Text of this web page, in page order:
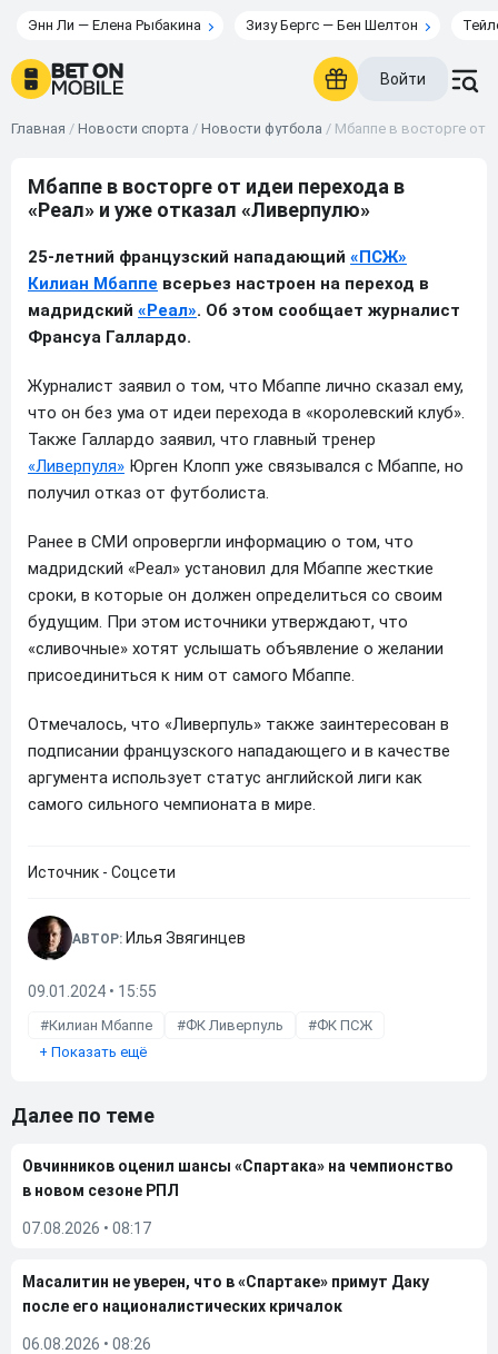
Энн Ли — Елена Рыбакина Зизу Бергс — Бен Шелтон
Войти
Главная / Новости спорта / Новости футбола / Мбаппе в восторге от
Мбаппе в восторге от идеи перехода в
«Реал» и уже отказал «Ливерпулю»
25-летний французский нападающий «ПСЖ»
Килиан Мбаппе всерьез настроен на переход в
мадридский «Реал». Об этом сообщает журналист
Франсуа Галлардо.
Журналист заявил о том, что Мбаппе лично сказал ему,
что он без ума от идеи перехода в «королевский клуб».
Также Галлардо заявил, что главный тренер
«Ливерпуля» Юрген Клопп уже связывался с Мбаппе, но
получил отказ от футболиста.
Ранее в СМИ опровергли информацию о том, что
мадридский «Реал» установил для Мбаппе жесткие
сроки, в которые он должен определиться со своим
будущим. При этом источники утверждают, что
«сливочные» хотят услышать объявление о желании
присоединиться к ним от самого Мбаппе.
Отмечалось, что «Ливерпуль» также заинтересован в
подписании французского нападающего и в качестве
аргумента использует статус английской лиги как
самого сильного чемпионата в мире.
Источник - Соцсети
АВТОР: Илья Звягинцев
09.01.2024 • 15:55
Килиан Мбаппе ФК Ливерпуль
ФК ПСЖ
+ Показать ещё
Далее по теме
Овчинников оценил шансы «Спартака» на чемпионство
в новом сезоне РПЛ
07.08.2026 • 08:17
Масалитин не уверен, что в «Спартаке» примут Даку
после его националистических кричалок
06.08.2026 • 08:26